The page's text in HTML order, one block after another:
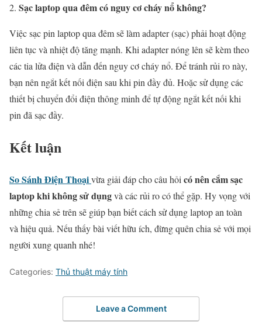
Sạc laptop qua đêm có nguy cơ cháy nổ không?
Việc sạc pin laptop qua đêm sẽ làm adapter (sạc) phải hoạt động
liên tục và nhiệt độ tăng mạnh. Khi adapter nóng lên sẽ kèm theo
các tia lửa điện và dẫn đến nguy cơ cháy nổ. Để tránh rủi ro này,
bạn nên ngắt kết nối điện sau khi pin đầy đủ. Hoặc sử dụng các
thiết bị chuyển đổi điện thông minh để tự động ngắt kết nối khi
pin đã sạc đầy.
Kết luận
So Sánh Điện Thoạivừa giải đáp cho câu hỏi có nên cắm sạc
laptop khi không sử dụngvà các rủi ro có thể gặp. Hy vọng với
những chia sẻ trên sẽ giúp bạn biết cách sử dụng laptop an toàn
và hiệu quả. Nếu thấy bài viết hữu ích, đừng quên chia sẻ với mọi
người xung quanh nhé!
Categories: Thủ thuật máy tính
Leave a Comment